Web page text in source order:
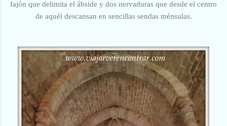
fajón que delimita el ábside y dos nervaduras que desde el centro
de aquél descansan en sencillas sendas ménsulas.